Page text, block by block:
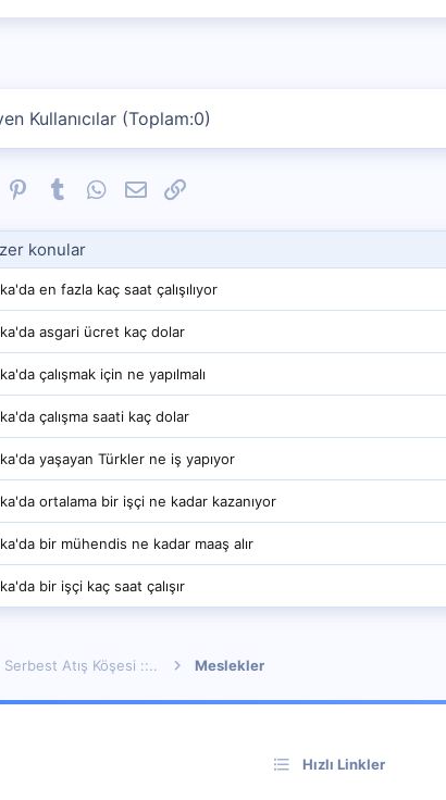
Kullanıcılar (Toplam:0)
PinterestTumblrWhatsApp
E-postaLink
konular
en fazla kaç saat çalışılıyor
asgari ücret kaç dolar
çalışmak için ne yapılmalı
çalışma saati kaç dolar
yaşayan Türkler ne iş yapıyor
ortalama bir işçi ne kadar kazanıyor
bir mühendis ne kadar maaş alır
bir işçi kaç saat çalışır
Serbest Atış Köşesi ::.. Meslekler
Hızlı Linkler